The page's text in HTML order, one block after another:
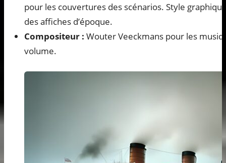
pour les couvertures des scénarios. Style
des affiches d’époque.
Compositeur : Wouter Veeckmans pour les
volume.